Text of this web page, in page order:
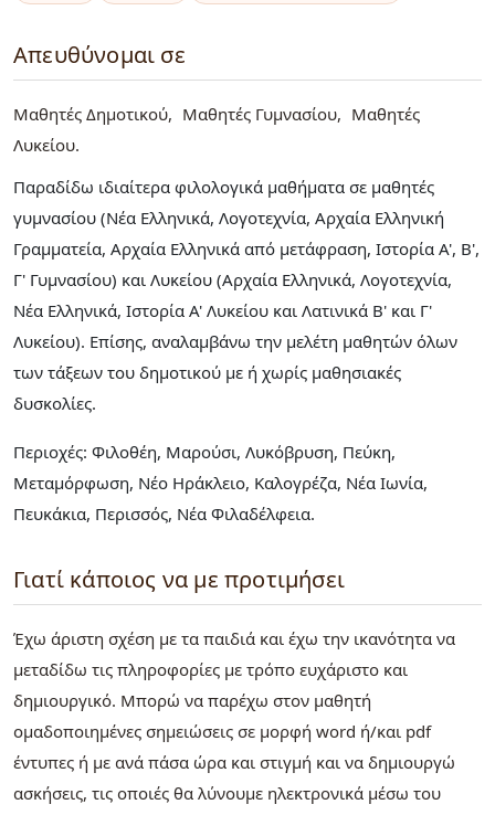
Απευθύνομαι σε
Μαθητές Δημοτικού Μαθητές Γυμνασίου
Μαθητές
Λυκείου
Παραδίδω ιδιαίτερα φιλολογικά μαθήματα σε μαθητές
γυμνασίου (Νέα Ελληνικά, Λογοτεχνία, Αρχαία Ελληνική
Γραμματεία, Αρχαία Ελληνικά από μετάφραση, Ιστορία Α', Β',
Γ' Γυμνασίου) και Λυκείου (Αρχαία Ελληνικά, Λογοτεχνία,
Νέα Ελληνικά, Ιστορία Α' Λυκείου και Λατινικά Β' και Γ'
Λυκείου). Επίσης, αναλαμβάνω την μελέτη μαθητών όλων
των τάξεων του δημοτικού με ή χωρίς μαθησιακές
δυσκολίες.
Περιοχές: Φιλοθέη, Μαρούσι, Λυκόβρυση, Πεύκη,
Μεταμόρφωση, Νέο Ηράκλειο, Καλογρέζα, Νέα Ιωνία,
Πευκάκια, Περισσός, Νέα Φιλαδέλφεια.
Γιατί κάποιος να με προτιμήσει
Έχω άριστη σχέση με τα παιδιά και έχω την ικανότητα να
μεταδίδω τις πληροφορίες με τρόπο ευχάριστο και
δημιουργικό. Μπορώ να παρέχω στον μαθητή
ομαδοποιημένες σημειώσεις σε μορφή word ή/και pdf
έντυπες ή με ανά πάσα ώρα και στιγμή και να δημιουργώ
ασκήσεις, τις οποιές θα λύνουμε ηλεκτρονικά μέσω του